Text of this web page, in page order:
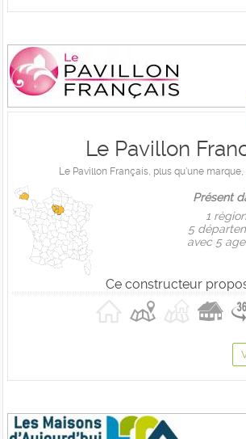
Le Pavillon
Le Pavillon Français, plus qu'une marque,
Présent
1
5
avec 5
Ce constructeur